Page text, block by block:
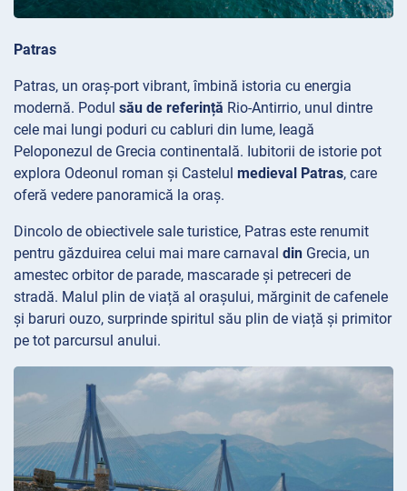
Patras
Patras, un oraș-port vibrant, îmbină istoria cu energia
modernă. Podul său de referință Rio-Antirrio, unul dintre
cele mai lungi poduri cu cabluri din lume, leagă
Peloponezul de Grecia continentală. Iubitorii de istorie pot
explora Odeonul roman și Castelul medieval Patras, care
oferă vedere panoramică la oraș.
Dincolo de obiectivele sale turistice, Patras este renumit
pentru găzduirea celui mai mare carnaval din Grecia, un
amestec orbitor de parade, mascarade și petreceri de
stradă. Malul plin de viață al orașului, mărginit de cafenele
și baruri ouzo, surprinde spiritul său plin de viață și primitor
pe tot parcursul anului.